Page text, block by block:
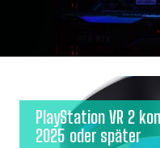
PlayStation VR 2
2025 oder später